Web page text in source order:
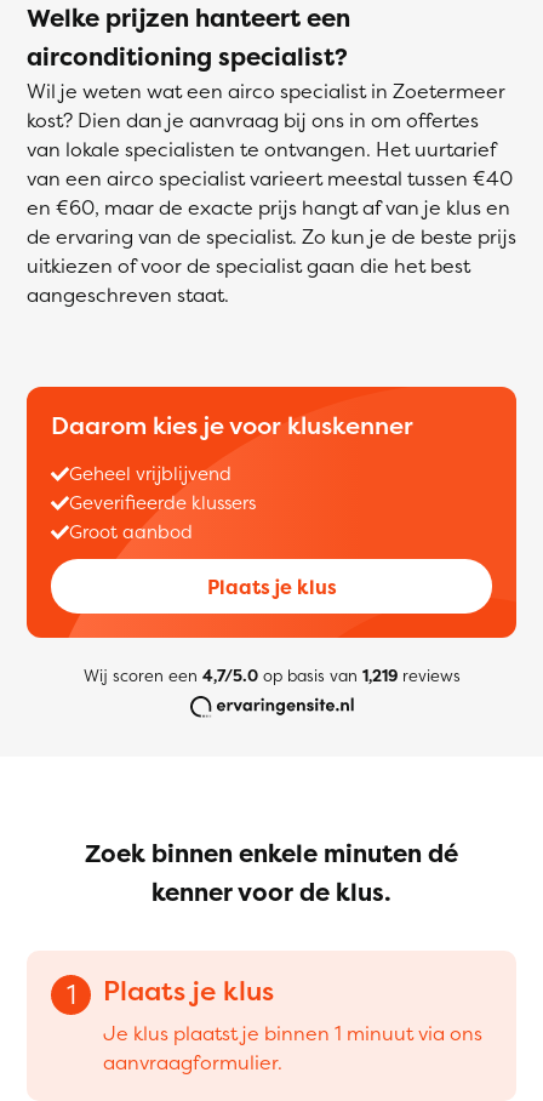
Welke prijzen hanteert een
airconditioning specialist?
Wil je weten wat een airco specialist in Zoetermeer
kost? Dien dan je aanvraag bij ons in om offertes
van lokale specialisten te ontvangen. Het uurtarief
van een airco specialist varieert meestal tussen €40
en €60, maar de exacte prijs hangt af van je klus en
de ervaring van de specialist. Zo kun je de beste prijs
uitkiezen of voor de specialist gaan die het best
aangeschreven staat.
Daarom kies je voor kluskenner
Geheel vrijblijvend
Geverifieerde klussers
Groot aanbod
Plaats je klus
Wij scoren een 4,7/5.0op basis van 1,219reviews
Zoek binnen enkele minuten dé
kenner voor de klus.
1 Plaats je klus
Je klus plaatst je binnen 1 minuut via ons
aanvraagformulier.